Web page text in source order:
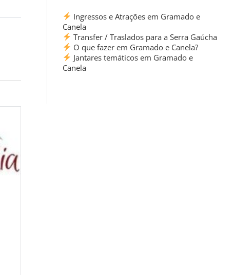
Ingressos e Atrações em Gramado e
Canela
Transfer / Traslados para a Serra Gaúcha
O que fazer em Gramado e Canela?
Jantares temáticos em Gramado e
Canela